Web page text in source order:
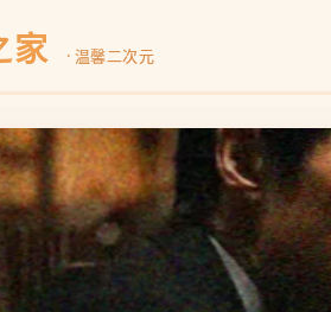
家 · 温馨二次元